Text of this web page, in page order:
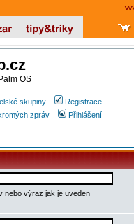
OS
skupiny
Registrace
zpráv Přihlášení
nebo výraz jak je uveden